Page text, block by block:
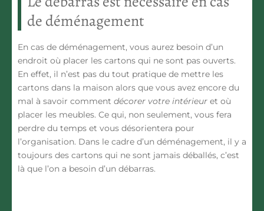
de déménagement
En cas de déménagement, vous aurez besoin d’un
endroit où placer les cartons qui ne sont pas ouverts.
En effet, il n’est pas du tout pratique de mettre les
cartons dans la maison alors que vous avez encore du
mal à savoir comment décorer votre intérieur et où
placer les meubles. Ce qui, non seulement, vous fera
perdre du temps et vous désorientera pour
l’organisation. Dans le cadre d’un déménagement, il y a
toujours des cartons qui ne sont jamais déballés, c’est
là que l’on a besoin d’un débarras.